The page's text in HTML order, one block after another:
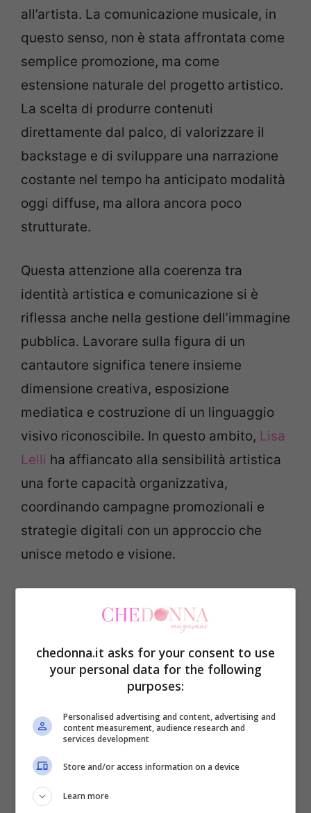
all’artista. La comunicazione musicale, in
questo senso, non è stata affrontata come
semplice promozione, ma come
estensione naturale del progetto artistico.
La scelta di produrre contenuti
direttamente dal palco, di valorizzare il
backstage e di sviluppare una narrazione
costante nel tempo ha anticipato modalità
oggi diffuse, ma allora ancora poco
strutturate.
Questa attenzione alla coerenza tra
identità artistica e comunicazione si è
riflessa anche nella gestione dell’immagine
pubblica. Lavorare sulla figura di un
cantautore significa tenere insieme
dimensione creativa, esposizione
mediatica e costruzione di un linguaggio
visivo riconoscibile. In questo ambito, Lisa
Lelli ha affiancato alla sensibilità artistica
una forte capacità organizzativa,
coordinando campagne promozionali e
strategie digitali con un approccio che
unisce metodo e visione.
stato il contributo alla nascita e allo
sviluppo del Trio Fabi Silvestri Gazzè. In un
progetto collettivo di quella portata, la
direzione creativa diventa anche capacità
di sintesi e di mediazione tra sensibilità
diverse. Il lavoro di Lisa Lelli si è
concentrato sulla costruzione di un
impianto comunicativo coerente, sulla
chedonna.it asks for your consent to use
your personal data for the following
purposes:
Personalised advertising and content, advertising and
content measurement, audience research and
services development
Store and/or access information on a device
Learn more